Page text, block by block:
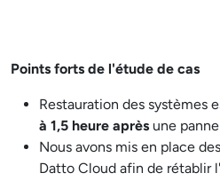
Points forts de l'étude de cas
Restauration des systèmes
à 1,5 heure après une
Nous avons mis en place
Datto Cloud afin de